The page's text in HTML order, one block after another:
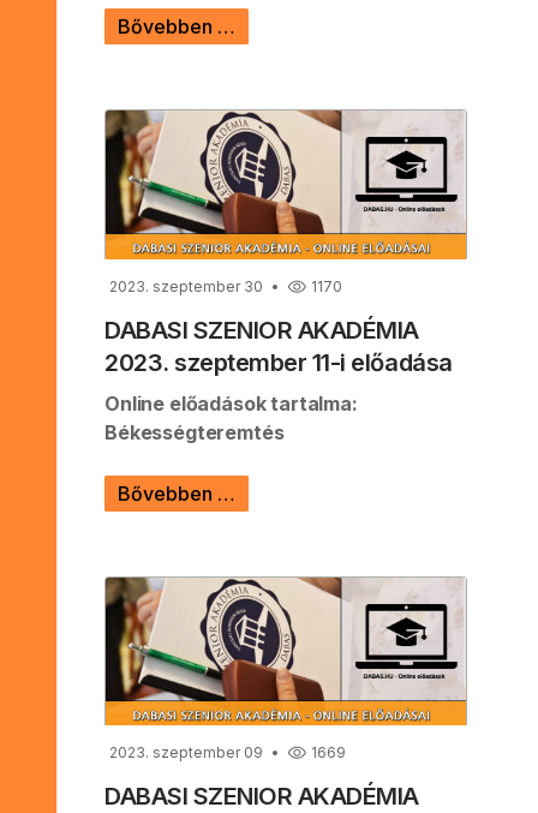
Bővebben …
2023. szeptember 30 1170
DABASI SZENIOR AKADÉMIA
2023. szeptember 11-i előadása
Online előadások tartalma:
Békességteremtés
Bővebben …
2023. szeptember 09 1669
DABASI SZENIOR AKADÉMIA